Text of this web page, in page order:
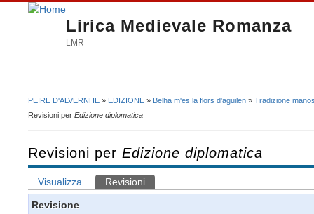
Lirica Medievale Romanza
LMR
Tu sei qui
PEIRE D'ALVERNHE » EDIZIONE » Belha m'es la flors d'aguilen » Tradizione
Revisioni per Edizione diplomatica
Revisioni per Edizione diplomatica
Schede primarie
Visualizza Revisioni
Revisione